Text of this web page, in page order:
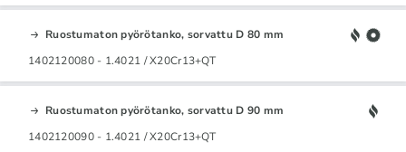
Ruostumaton pyörötanko, sorvattu D 80 mm
1402120080 - 1.4021 / X20Cr13+QT
Ruostumaton pyörötanko, sorvattu D 90 mm
1402120090 - 1.4021 / X20Cr13+QT